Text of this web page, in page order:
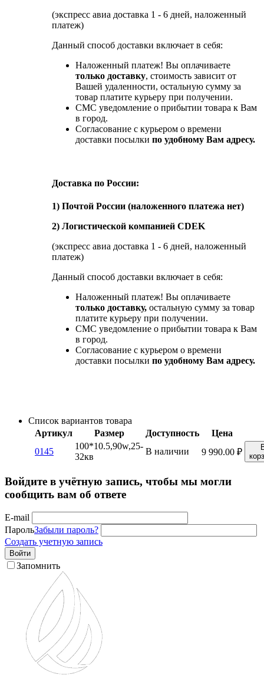
(экспресс авиа доставка 1 - 6 дней, наложенный
платеж)
Данный способ доставки включает в себя:
Наложенный платеж! Вы оплачиваете
только доставку, стоимость зависит от
Вашей удаленности, остальную сумму за
товар платите курьеру при получении.
СМС уведомление о прибытии товара к Вам
в город.
Согласование с курьером о времени
доставки посылки по удобному Вам адресу.
Доставка по России:
1) Почтой России (наложенного платежа нет)
2) Логистической компанией CDEK
(экспресс авиа доставка 1 - 6 дней, наложенный
платеж)
Данный способ доставки включает в себя:
Наложенный платеж! Вы оплачиваете
только доставку, остальную сумму за товар
платите курьеру при получении.
СМС уведомление о прибытии товара к Вам
в город.
Согласование с курьером о времени
доставки посылки по удобному Вам адресу.
Список вариантов товара
Артикул
Размер Доступность
Цена
0145
100*10.5,90w,25-
32кв
В наличии 9 990.00 ₽
Войдите в учётную запись, чтобы мы могли
сообщить вам об ответе
E-mail
ПарольЗабыли пароль?
Создать учетную запись
Войти
Запомнить